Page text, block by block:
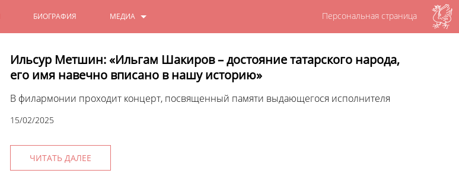
Персональная страница
БИОГРАФИЯ МЕДИА
ВИДЕО
Ильсур Метшин: «Ильгам Шакиров – достояние татарского народа,
его имя навечно вписано в нашу историю»
В филармонии проходит концерт, посвященный памяти выдающегося исполнителя
15/02/2025
ЧИТАТЬ ДАЛЕЕ